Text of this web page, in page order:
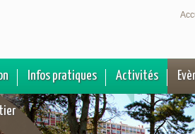
Infos pratiques Activités